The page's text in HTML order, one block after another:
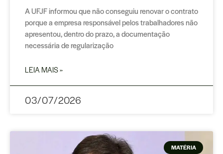
A UFJF informou que não conseguiu renovar o contrato
porque a empresa responsável pelos trabalhadores não
apresentou, dentro do prazo, a documentação
necessária de regularização
LEIA MAIS »
03/07/2026
MATÉRIA